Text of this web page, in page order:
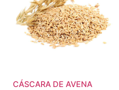
CÁSCARA DE AVENA